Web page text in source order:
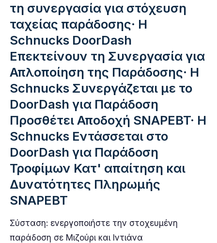
τη συνεργασία για στόχευση
ταχείας παράδοσης· Η
Schnucks DoorDash
Επεκτείνουν τη Συνεργασία για
Απλοποίηση της Παράδοσης· Η
Schnucks Συνεργάζεται με το
DoorDash για Παράδοση
Προσθέτει Αποδοχή SNAPEBT· Η
Schnucks Εντάσσεται στο
DoorDash για Παράδοση
Τροφίμων Κατ' απαίτηση και
Δυνατότητες Πληρωμής
SNAPEBT
Σύσταση: ενεργοποιήστε την στοχευμένη
παράδοση σε Μιζούρι και Ιντιάνα